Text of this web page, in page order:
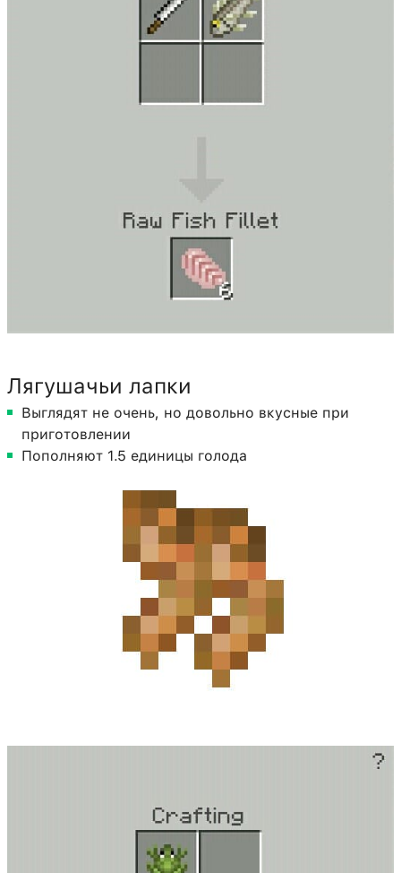
Лягушачьи лапки
Выглядят не очень, но довольно вкусные при
приготовлении
Пополняют 1.5 единицы голода